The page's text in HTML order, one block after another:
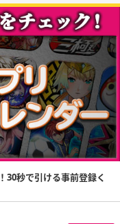
30秒で引ける事前登録く